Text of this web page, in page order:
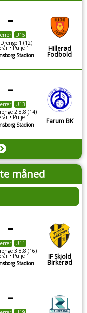
-
U15
1 (12)
• Pulje 1
Stadion
Hillerød
Fodbold
-
U13
2 8:8 (14)
• Pulje 1
Stadion
Farum BK
måned
-
U11
3 8:8 (16)
• Pulje 1
Stadion
IF Skjold
Birkerød
-